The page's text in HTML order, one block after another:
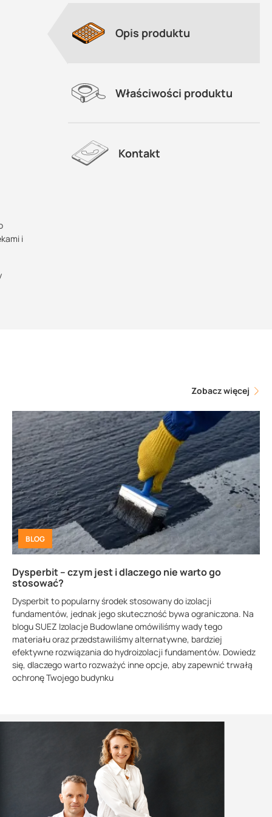
i
Opis produktu
Właściwości produktu
Kontakt
Zobacz więcej
BLOG
Dysperbit – czym jest i dlaczego nie warto go
stosować?
Dysperbit to popularny środek stosowany do izolacji
fundamentów, jednak jego skuteczność bywa ograniczona. Na
blogu SUEZ Izolacje Budowlane omówiliśmy wady tego
materiału oraz przedstawiliśmy alternatywne, bardziej
efektywne rozwiązania do hydroizolacji fundamentów. Dowiedz
się, dlaczego warto rozważyć inne opcje, aby zapewnić trwałą
ochronę Twojego budynku